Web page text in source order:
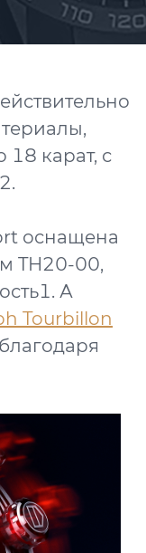
18 карат, с
оснащена
TH20-00,
А
Tourbillon